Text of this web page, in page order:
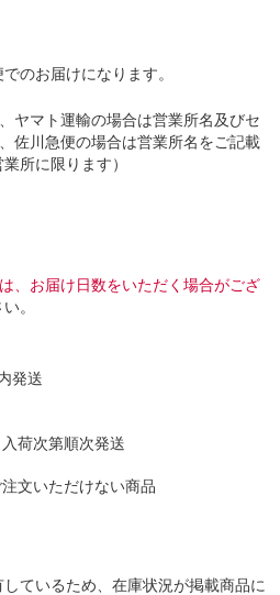
のお届けになります。
ヤマト運輸の場合は営業所名及びセ
佐川急便の場合は営業所名をご記載
所に限ります）
、お届け日数をいただく場合がござ
。
発送
荷次第順次発送
文いただけない商品
ているため、在庫状況が掲載商品に